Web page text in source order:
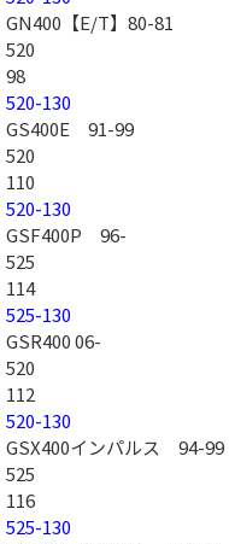
GN400【E/T】80-81
520
98
520-130
GS400E 91-99
520
110
520-130
GSF400P 96-
525
114
525-130
GSR400 06-
520
112
520-130
GSX400インパルス 94-99
525
116
525-130